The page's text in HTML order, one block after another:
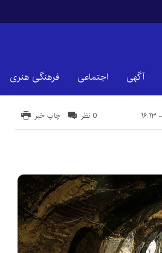
آگهی اجتماعی فرهنگی هنری
چاپ خبر 0 نظر